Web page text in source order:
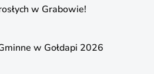
w Grabowie!
w Gołdapi 2026